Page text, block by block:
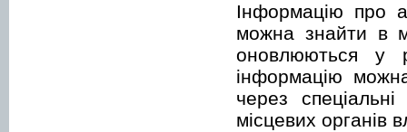
Інформацію про
можна знайти в
оновлюються у
інформацію
через
місцевих органів